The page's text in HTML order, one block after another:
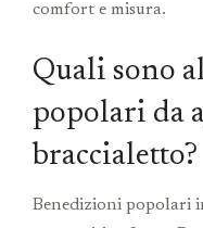
comfort e misura.
Quali sono
popolari da
braccialetto?
Benedizioni popolari